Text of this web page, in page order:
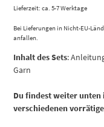
Lieferzeit: ca. 5-7 Werktage
Bei Lieferungen in Nicht-EU-
anfallen.
Inhalt des Sets:
Garn
Du findest weiter
verschiedenen